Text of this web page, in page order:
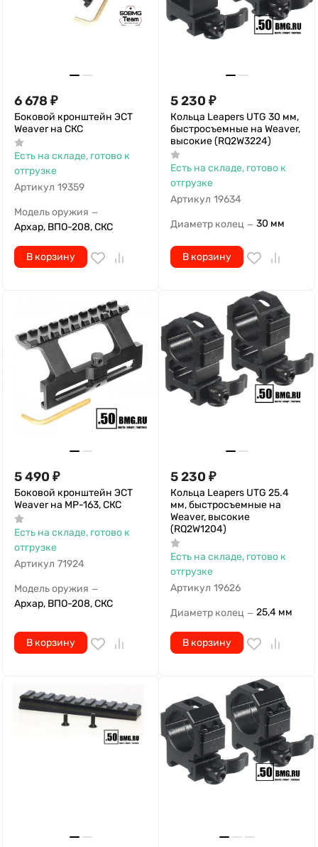
6 678 ₽
Боковой кронштейн ЭСТ
Weaver на СКС
Есть на складе, готово к
отгрузке
Артикул 19359
Модель оружия —
Архар, ВПО-208, СКС
В корзину
5 230 ₽
Кольца Leapers UTG 30 мм,
быстросъемные на Weaver,
высокие (RQ2W3224)
Есть на складе, готово к
отгрузке
Артикул 19634
Диаметр колец — 30 мм
В корзину
5 490 ₽
Боковой кронштейн ЭСТ
Weaver на MP-163, СКС
Есть на складе, готово к
отгрузке
Артикул 71924
Модель оружия —
Архар, ВПО-208, СКС
В корзину
5 230 ₽
Кольца Leapers UTG 25.4
мм, быстросъемные на
Weaver, высокие
(RQ2W1204)
Есть на складе, готово к
отгрузке
Артикул 19626
Диаметр колец — 25,4 мм
В корзину